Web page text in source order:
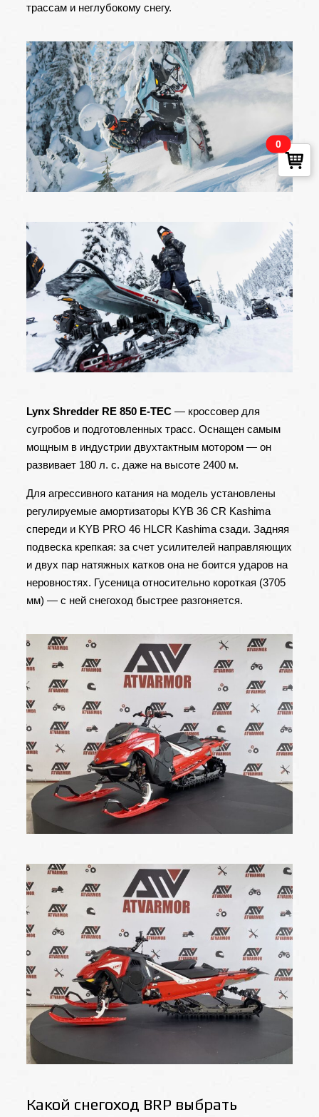
трассам и неглубокому снегу.
Lynx Shredder RE 850 E-TEC— кроссовер для
сугробов и подготовленных трасс. Оснащен самым
мощным в индустрии двухтактным мотором — он
развивает 180 л. с. даже на высоте 2400 м.
Для агрессивного катания на модель установлены
регулируемые амортизаторы KYB 36 CR Kashima
спереди и KYB PRO 46 HLCR Kashima сзади. Задняя
подвеска крепкая: за счет усилителей направляющих
и двух пар натяжных катков она не боится ударов на
неровностях. Гусеница относительно короткая (3705
мм) — с ней снегоход быстрее разгоняется.
Какой снегоход BRP выбрать
0